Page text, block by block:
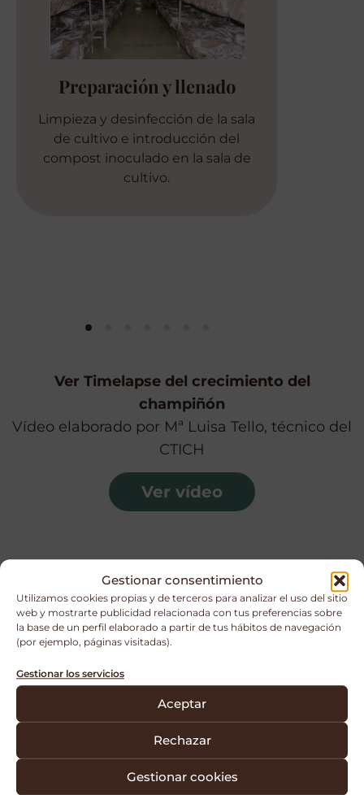
Gestionar consentimiento
Utilizamos cookies propias y de terceros para analizar el uso del sitio
web y mostrarte publicidad relacionada con tus preferencias sobre
la base de un perfil elaborado a partir de tus hábitos de navegación
(por ejemplo, páginas visitadas).
Gestionar los servicios
Aceptar
Rechazar
Gestionar cookies
Preparación y llenado
Limpieza y desinfección de la sala
de cultivo e introducción del
compost inoculado en la sala de
cultivo.
Ver Timelapse del crecimiento del
champiñón
Vídeo elaborado por Mª Luisa Tello, técnico del
CTICH
Ver vídeo
Cultivo de champiñón con Compost
Fase III
cultivador compra el compost incubado en
masa. Hay dos opciones de venta: a granel o
en cajas móviles.